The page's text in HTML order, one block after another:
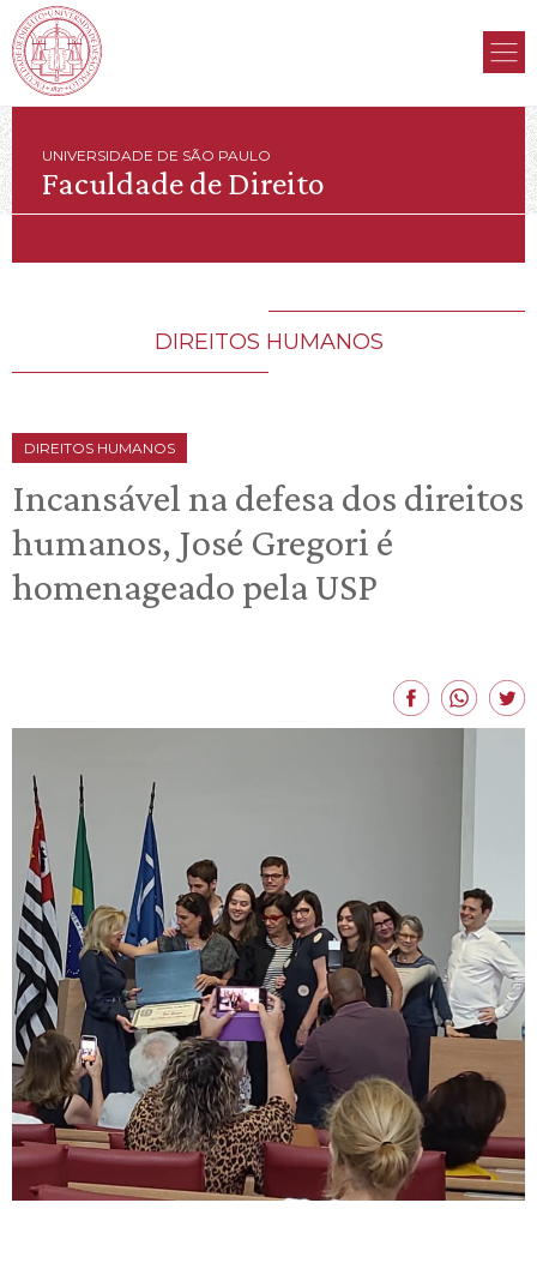
UNIVERSIDADE DE SÃO PAULO
Faculdade de Direito
DIREITOS HUMANOS
DIREITOS HUMANOS
Incansável na defesa dos direitos
humanos, José Gregori é
homenageado pela USP